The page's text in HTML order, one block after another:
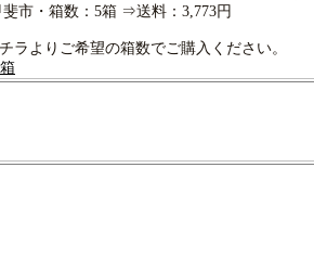
市・箱数：5箱 ⇒送料：3,773円
ラよりご希望の箱数でご購入ください。